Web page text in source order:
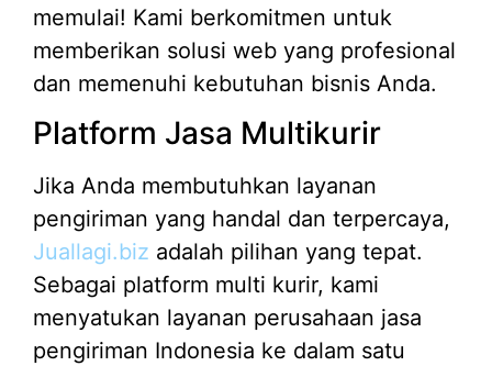
memulai! Kami berkomitmen untuk
memberikan solusi web yang profesional
dan memenuhi kebutuhan bisnis Anda.
Platform Jasa Multikurir
Jika Anda membutuhkan layanan
pengiriman yang handal dan terpercaya,
Juallagi.biz adalah pilihan yang tepat.
Sebagai platform multi kurir, kami
menyatukan layanan perusahaan jasa
pengiriman Indonesia ke dalam satu